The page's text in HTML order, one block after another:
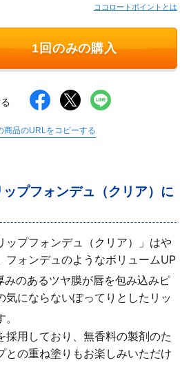
報・読み物)
律に基づく表記
ココロートポイントとは
1回のみの購入
商品のURLをコピーする
プフォンデュ（クリア）に
ップフォンデュ（クリア）」はや
フォンデュのようなボリュームUP
みのあるツヤ膜が唇を包み込みピ
気にならないぽってりとしたリッ
採用しており、無香料の製剤のた
との重ね塗りもお楽しみいただけ